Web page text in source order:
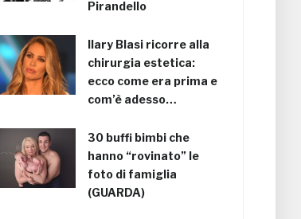
Pirandello
Ilary Blasi ricorre alla
chirurgia estetica:
ecco come era prima e
com’è adesso…
30 buffi bimbi che
hanno “rovinato” le
foto di famiglia
(GUARDA)